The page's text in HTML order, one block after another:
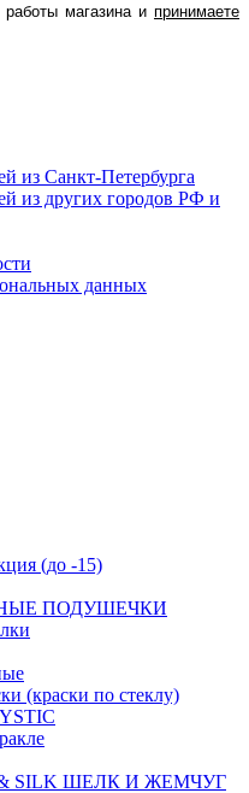
магазина и принимаете
из Санкт-Петербурга
из других городов РФ и
данных
(до -15)
ПОДУШЕЧКИ
(краски по стеклу)
& SILK ШЕЛК И ЖЕМЧУГ